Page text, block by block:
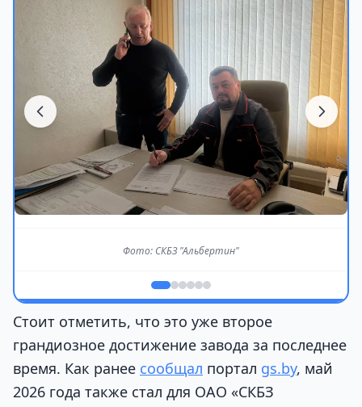
Фото: СКБЗ "Альбертин"
Стоит отметить, что это уже второе
грандиозное достижение завода за последнее
время. Как ранее сообщал портал gs.by, май
2026 года также стал для ОАО «СКБЗ